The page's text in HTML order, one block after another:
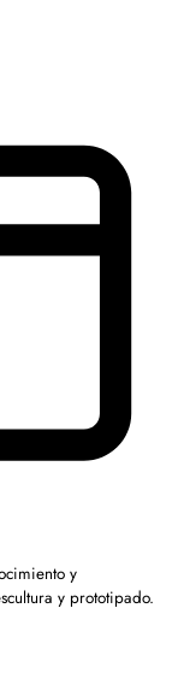
y
y prototipado.